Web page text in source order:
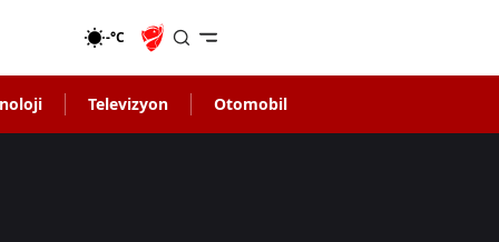
-°C
Televizyon Otomobil